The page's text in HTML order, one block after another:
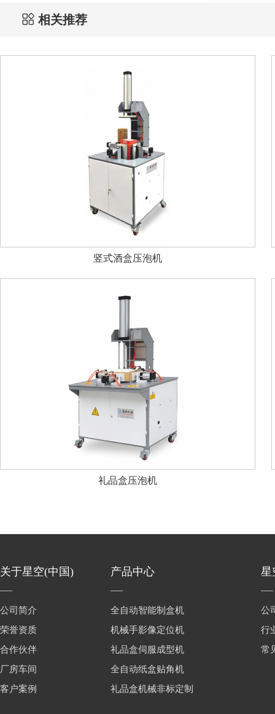
相关推荐
竖式酒盒压泡机
礼品盒压泡机
关于星空(中国)
公司简介
荣誉资质
合作伙伴
厂房车间
客户案例
产品中心
全自动智能制盒机
机械手影像定位机
礼品盒伺服成型机
全自动纸盒贴角机
礼品盒机械非标定制
星
公
行
常